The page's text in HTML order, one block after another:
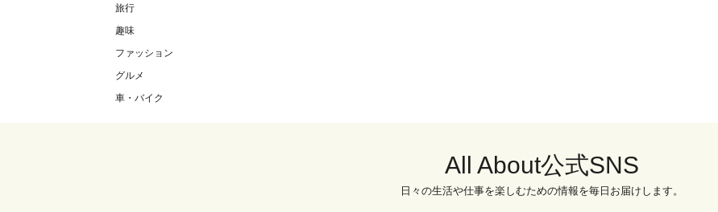
旅行
趣味
ファッション
グルメ
車・バイク
All About公式SNS
日々の生活や仕事を楽しむための情報を毎日お届けします。